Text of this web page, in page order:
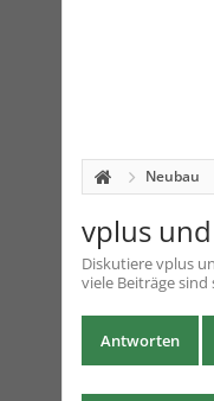
Neubau
vplus
Diskutierevplus
viele Beiträge sind
Antworten